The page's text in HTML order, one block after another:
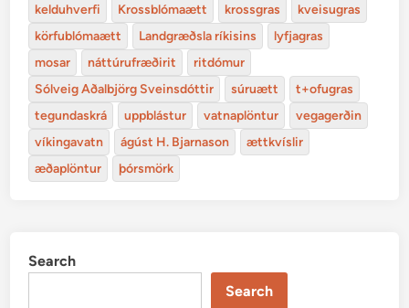
kelduhverfi
Krossblómaætt krossgras
kveisugras
körfublómaætt
Landgræðsla ríkisins
lyfjagras
mosar
náttúrufræðirit
ritdómur
Sólveig Aðalbjörg Sveinsdóttir
súruætt
t+ofugras
tegundaskrá
uppblástur vatnaplöntur
vegagerðin
víkingavatn
ágúst H. Bjarnason
ættkvíslir
æðaplöntur
þórsmörk
Search
Search